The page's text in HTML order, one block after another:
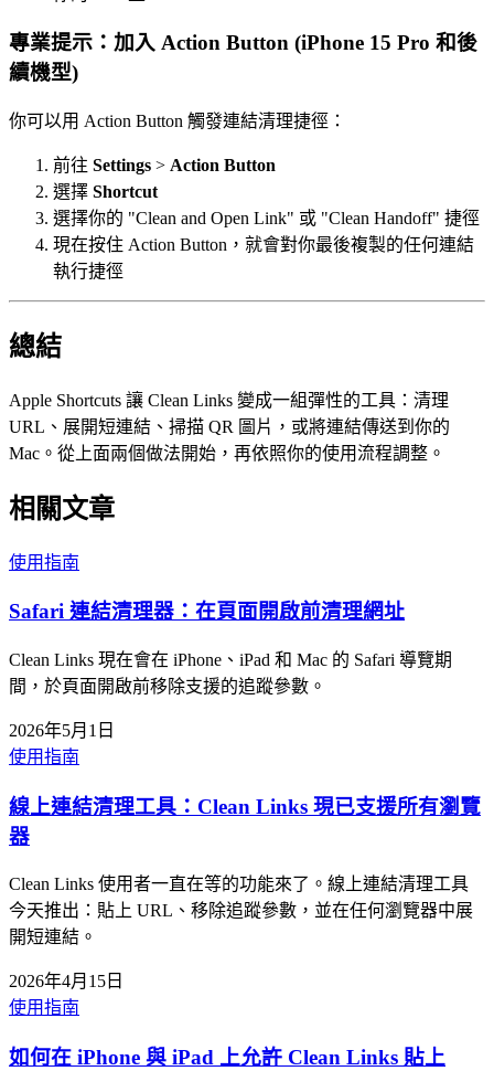
專業提示：加入 Action Button (iPhone 15 Pro 和後
續機型)
你可以用 Action Button 觸發連結清理捷徑：
前往 Settings > Action Button
選擇 Shortcut
選擇你的 "Clean and Open Link" 或 "Clean Handoff" 捷徑
現在按住 Action Button，就會對你最後複製的任何連結
執行捷徑
總結
Apple Shortcuts 讓 Clean Links 變成一組彈性的工具：清理
URL、展開短連結、掃描 QR 圖片，或將連結傳送到你的
Mac。從上面兩個做法開始，再依照你的使用流程調整。
相關文章
使用指南
Safari 連結清理器：在頁面開啟前清理網址
Clean Links 現在會在 iPhone、iPad 和 Mac 的 Safari 導覽期
間，於頁面開啟前移除支援的追蹤參數。
2026年5月1日
使用指南
線上連結清理工具：Clean Links 現已支援所有瀏覽
器
Clean Links 使用者一直在等的功能來了。線上連結清理工具
今天推出：貼上 URL、移除追蹤參數，並在任何瀏覽器中展
開短連結。
2026年4月15日
使用指南
如何在 iPhone 與 iPad 上允許 Clean Links 貼上